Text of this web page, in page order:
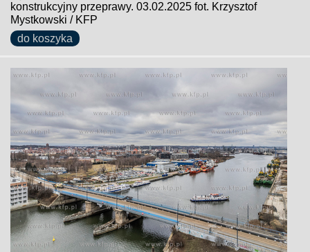
konstrukcyjny przeprawy. 03.02.2025 fot. Krzysztof
Mystkowski / KFP
do koszyka